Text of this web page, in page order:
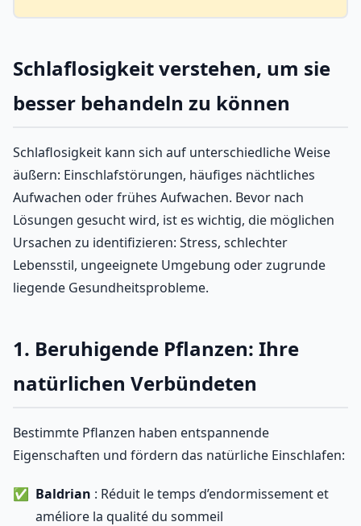
Schlaflosigkeit verstehen, um sie
besser behandeln zu können
Schlaflosigkeit kann sich auf unterschiedliche Weise
äußern: Einschlafstörungen, häufiges nächtliches
Aufwachen oder frühes Aufwachen. Bevor nach
Lösungen gesucht wird, ist es wichtig, die möglichen
Ursachen zu identifizieren: Stress, schlechter
Lebensstil, ungeeignete Umgebung oder zugrunde
liegende Gesundheitsprobleme.
1. Beruhigende Pflanzen: Ihre
natürlichen Verbündeten
Bestimmte Pflanzen haben entspannende
Eigenschaften und fördern das natürliche Einschlafen:
Baldrian : Réduit le temps d’endormissement et
améliore la qualité du sommeil